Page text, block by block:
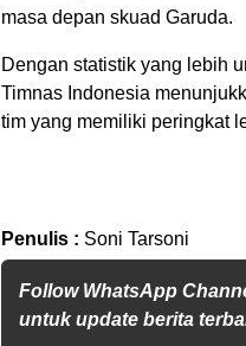
masa depan skuad Garuda.
Dengan statistik yang lebih
Timnas Indonesia
tim yang memiliki peringkat
Penulis : Soni Tarsoni
Follow WhatsApp
untuk update berita